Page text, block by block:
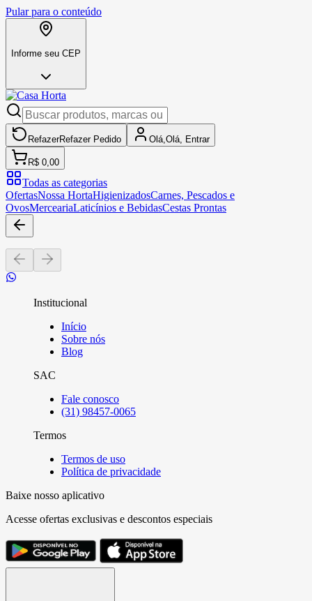
Pular para o conteúdo
Informe seu CEP
RefazerRefazer Pedido Olá, Olá, Entrar
R$ 0,00
Todas as categorias
OfertasNossa HortaHigienizadosCarnes, Pescados e
OvosMerceariaLaticínios e BebidasCestas Prontas
Institucional
Início
Sobre nós
Blog
SAC
Fale conosco
(31) 98457-0065
Termos
Termos de uso
Política de privacidade
Baixe nosso aplicativo
Acesse ofertas exclusivas e descontos especiais